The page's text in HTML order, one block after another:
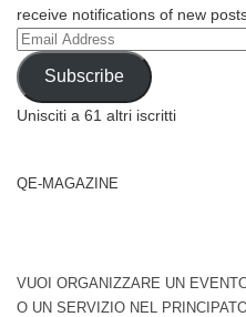
receive notifications of new
Email
Address
Subscribe
Unisciti a 61 altri iscritti
QE-MAGAZINE
VUOI ORGANIZZARE UN
O UN SERVIZIO NEL